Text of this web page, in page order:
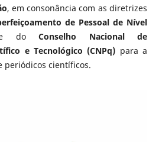
, em consonância com as diretrizes
de Pessoal de Nível
doConselho Nacional de
e Tecnológico (CNPq) para a
periódicos científicos.